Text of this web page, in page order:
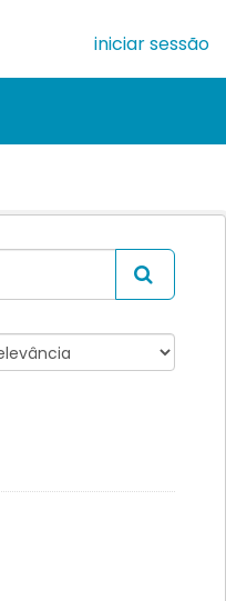
iniciar sessão